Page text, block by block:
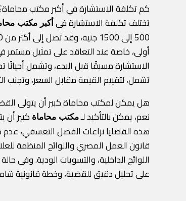
كم تكلفة الاستشارة في أكبر مكتب
تختلف تكلفة الاستشارة في أكبر مكتب
أولى، خاصة عند التعاقد على تمثيل مستمر
الاستشارة مسبقًا قبل البدء، وتشمل
تشمل، لتقييم القيمة مقابل السعر، وتجنب
هل يمكن لمكتب محاماة كبير أن يتولى
نعم، يمكن بالتأكيد لـمكتب محاماة كبير
هذه القضايا نزاعات الفصل التعسفي، عدم
قانون العمل المصري واللوائح المنظمة
اللوائح الداخلية، والتسويات الودية.
على تحليل دقيق للقضية، وخطة قانونية